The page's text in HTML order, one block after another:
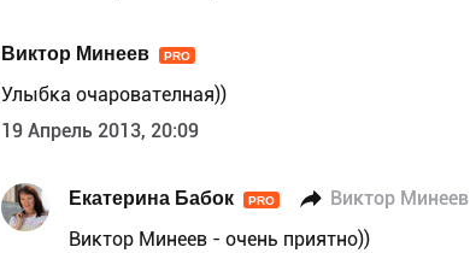
Виктор Минеев PRO
Улыбка очарователная))
19 Апрель 2013, 20:09
Екатерина Бабок PRO Виктор Минеев
Виктор Минеев - очень приятно))